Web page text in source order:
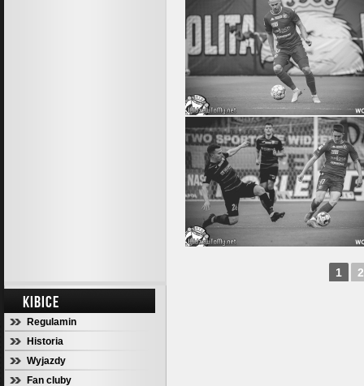
KIBICE
Regulamin
Historia
Wyjazdy
Fan cluby
1 2